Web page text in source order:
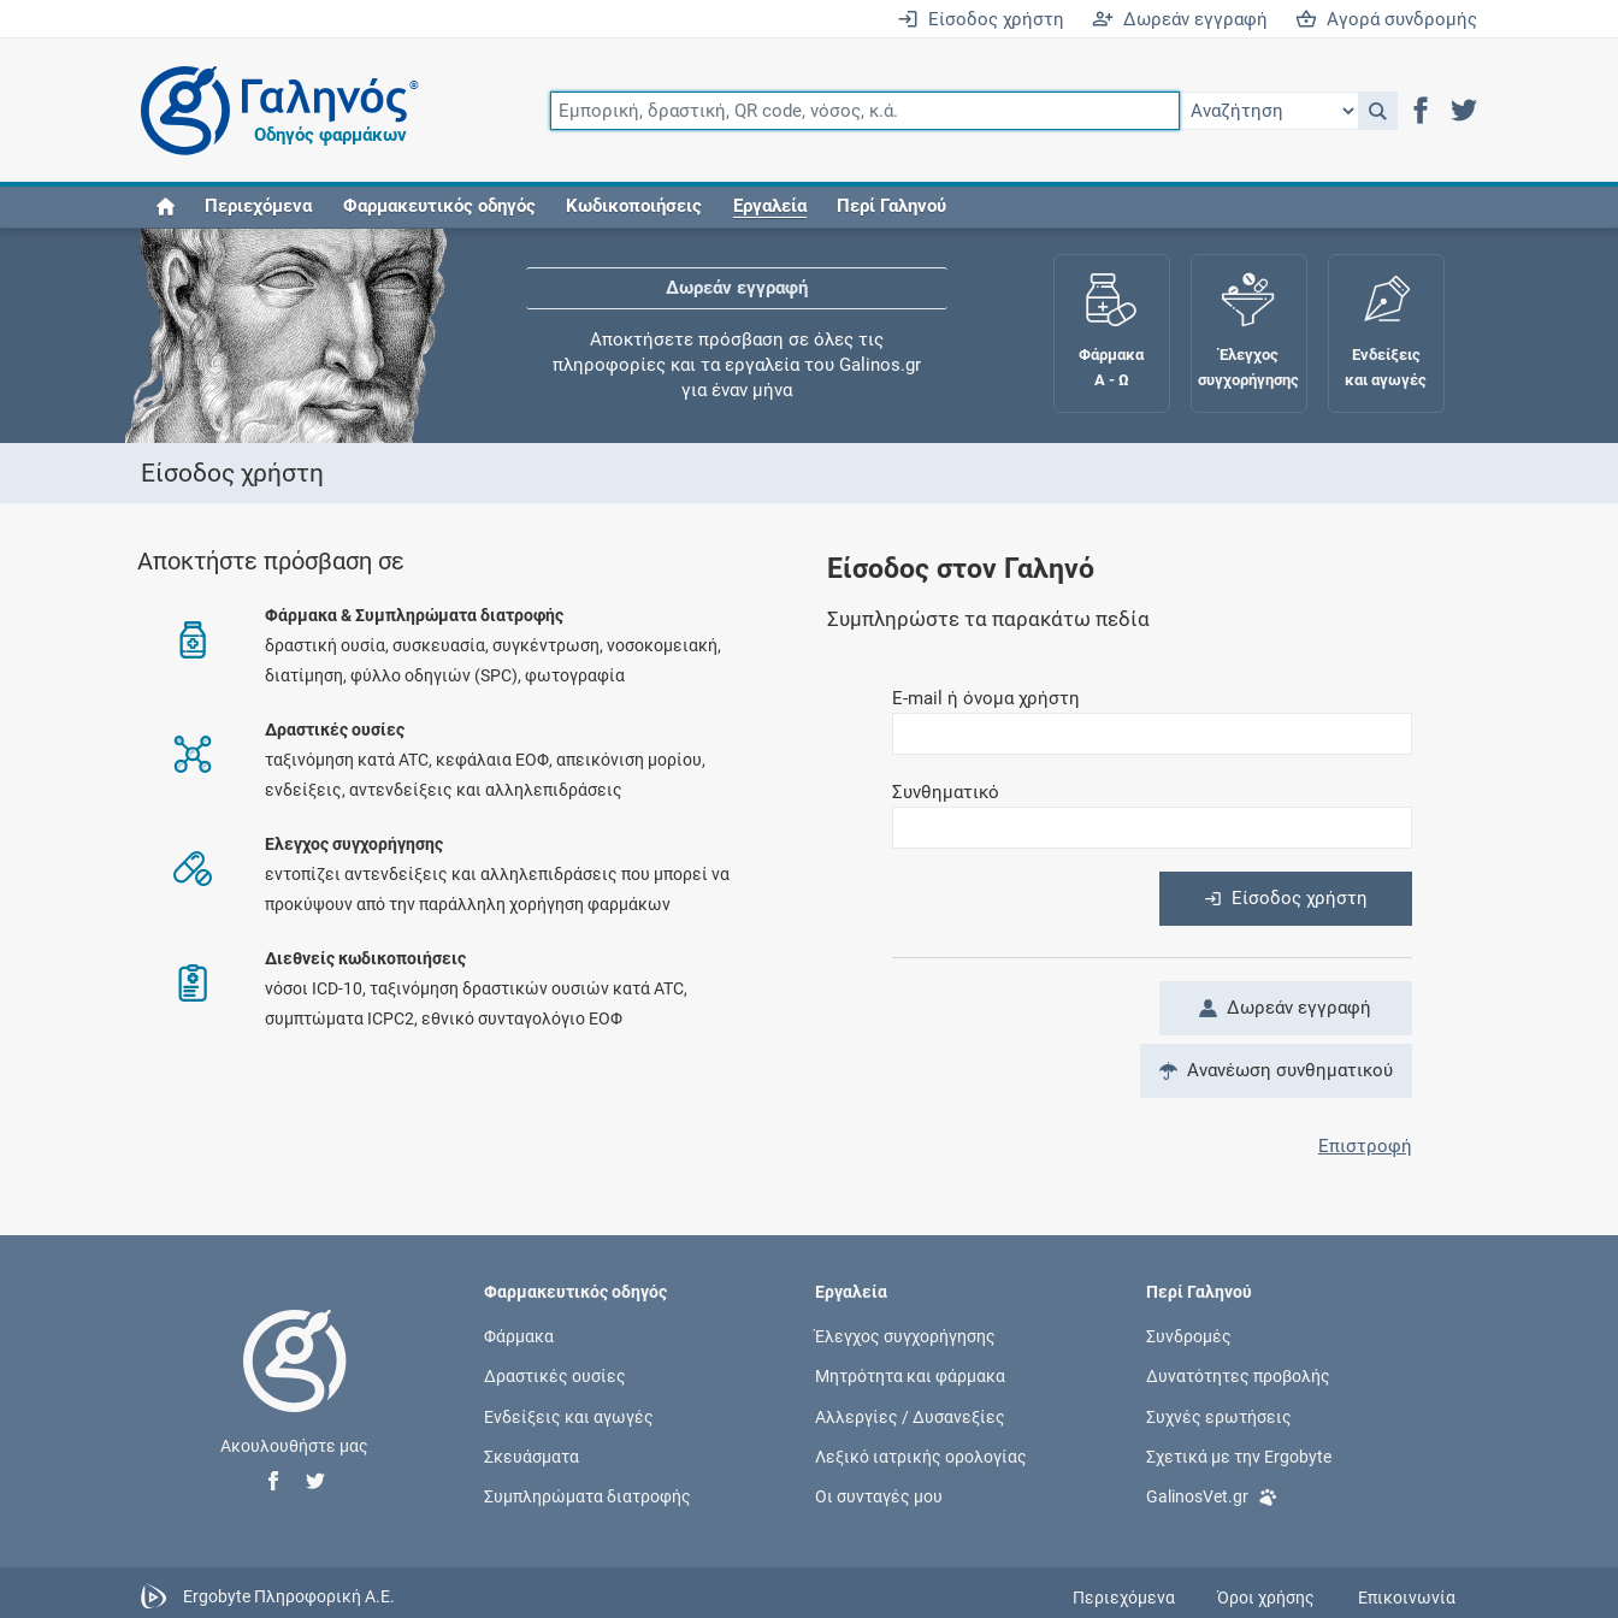
Είσοδος χρήστη Δωρεάν εγγραφή Αγορά συνδρομής
®
Οδηγός φαρμάκων
Περιεχόμενα Φαρμακευτικός οδηγός Κωδικοποιήσεις Εργαλεία Περί Γαληνού
Δωρεάν εγγραφή
Αποκτήσετε πρόσβαση σε όλες τις
πληροφορίες και τα εργαλεία του Galinos.gr
για έναν μήνα
Ελέγξτε την αγωγή σας για αντενδείξεις και
Αποθηκεύστε τις συνταγές σας και
μοιραστείτε τις εύκολα και με ασφάλεια
Ενημερωθείτε για την ασφάλεια χορήγησης
ενός φαρμάκου κατά τη διάρκεια της
επιπλέον παροχές των συνδρομητικών
Ενδείξεις και αγωγές
νόσους, συμπτώματα και ιατρικές πράξεις
Φάρμακα
Α - Ω
Έλεγχος
συγχορήγησης
Ενδείξεις
και αγωγές
Είσοδος χρήστη
Αποκτήστε πρόσβαση σε
Φάρμακα & Συμπληρώματα διατροφής
δραστική ουσία, συσκευασία, συγκέντρωση, νοσοκομειακή,
διατίμηση, φύλλο οδηγιών (SPC), φωτογραφία
Δραστικές ουσίες
ταξινόμηση κατά ATC, κεφάλαια ΕΟΦ, απεικόνιση μορίου,
ενδείξεις, αντενδείξεις και αλληλεπιδράσεις
Ελεγχος συγχορήγησης
εντοπίζει αντενδείξεις και αλληλεπιδράσεις που μπορεί να
προκύψουν από την παράλληλη χορήγηση φαρμάκων
Διεθνείς κωδικοποιήσεις
νόσοι ICD-10, ταξινόμηση δραστικών ουσιών κατά ATC,
συμπτώματα ICPC2, εθνικό συνταγολόγιο ΕΟΦ
Είσοδος στον Γαληνό
Συμπληρώστε τα παρακάτω πεδία
E-mail ή όνομα χρήστη
Συνθηματικό
Είσοδος χρήστη
Δωρεάν εγγραφή
Ανανέωση συνθηματικού
Επιστροφή
Ακουλουθήστε μας
Φαρμακευτικός οδηγός
Φάρμακα
Δραστικές ουσίες
Ενδείξεις και αγωγές
Σκευάσματα
Συμπληρώματα διατροφής
Εργαλεία
Έλεγχος συγχορήγησης
Μητρότητα και φάρμακα
Αλλεργίες / Δυσανεξίες
Λεξικό ιατρικής ορολογίας
Οι συνταγές μου
Περί Γαληνού
Συνδρομές
Δυνατότητες προβολής
Συχνές ερωτήσεις
Σχετικά με την Ergobyte
GalinosVet.gr
Ergobyte Πληροφορική Α.Ε. Περιεχόμενα Όροι χρήσης Επικοινωνία